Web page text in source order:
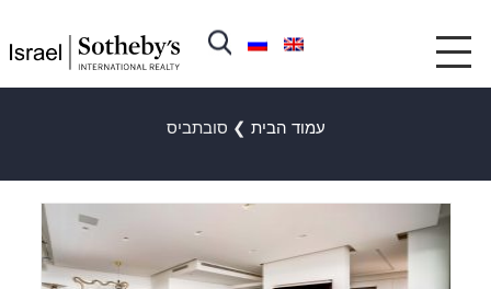
עמוד הבית ❯ סובתביס